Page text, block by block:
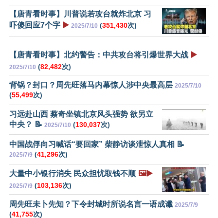
【唐青看时事】川普说若攻台就炸北京 习
吓傻回应7个字 ▶️ 2025/7/10 (351,430次)
【唐青看时事】北约警告：中共攻台将引爆世界大战 ▶️
2025/7/10 (82,482次)
背锅？封口？周先旺落马内幕惊人涉中央最高层 2025/7/10
(55,499次)
习远赴山西 蔡奇坐镇北京风头强势 欲另立
中央？ 📝 2025/7/10 (130,037次)
中国战俘向习喊话“要回家” 柴静访谈泄惊人真相 📝
2025/7/9 (41,296次)
大量中小银行消失 民众担忧取钱不顺 🖼️▶️
2025/7/9 (103,136次)
周先旺未卜先知？下令封城时所说名言一语成谶 2025/7/9
(41,755次)